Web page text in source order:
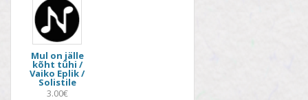
Mul on jälle
kõht tühi /
Vaiko Eplik /
Solistile
3.00€